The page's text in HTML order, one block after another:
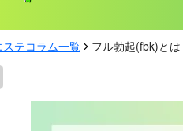
ステコラム一覧
フル勃起(fbk)と